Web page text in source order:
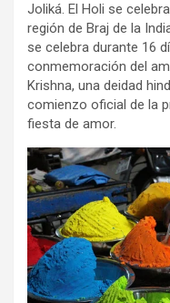
Joliká. El Holi se
región de Braj de la
se celebra durante 16
conmemoración del
Krishna, una deidad
comienzo oficial de la
fiesta de amor.